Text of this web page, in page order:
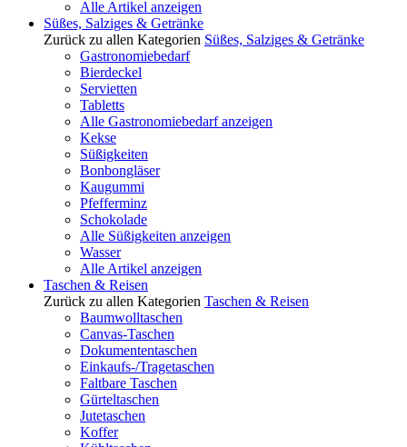
Alle Artikel anzeigen
Süßes, Salziges & Getränke
Zurück zu allen Kategorien Süßes, Salziges & Getränke
Gastronomiebedarf
Bierdeckel
Servietten
Tabletts
Alle Gastronomiebedarf anzeigen
Kekse
Süßigkeiten
Bonbongläser
Kaugummi
Pfefferminz
Schokolade
Alle Süßigkeiten anzeigen
Wasser
Alle Artikel anzeigen
Taschen & Reisen
Zurück zu allen Kategorien Taschen & Reisen
Baumwolltaschen
Canvas-Taschen
Dokumententaschen
Einkaufs-/Tragetaschen
Faltbare Taschen
Gürteltaschen
Jutetaschen
Koffer